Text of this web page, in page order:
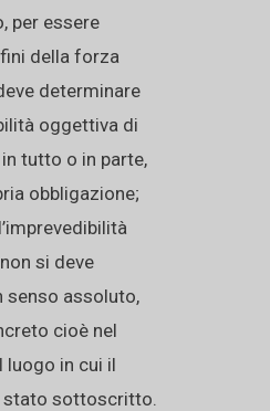
per essere
della forza
determinare
oggettiva di
tutto o in parte,
obbligazione;
si deve
senso assoluto,
cioè nel
luogo in cui il
stato sottoscritto.